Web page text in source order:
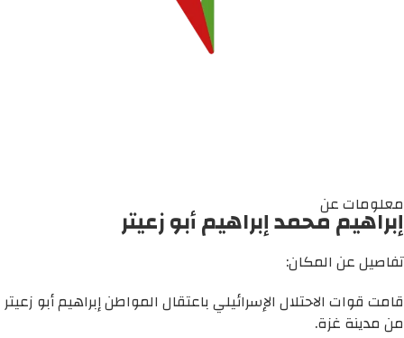
معلومات عن
إبراهيم محمد إبراهيم أبو زعيتر
تفاصيل عن المكان:
قامت قوات الاحتلال الإسرائيلي باعتقال المواطن إبراهيم أبو زعيتر
من مدينة غزة.